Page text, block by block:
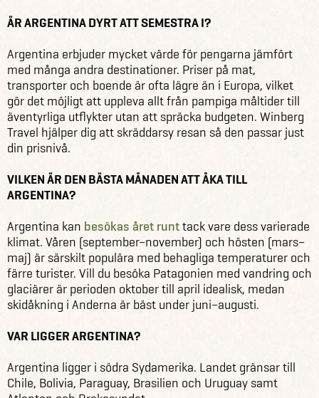
ÄR ARGENTINA DYRT ATT SEMESTRA I?
Argentina erbjuder mycket värde för pengarna jämfört
med många andra destinationer. Priser på mat,
transporter och boende är ofta lägre än i Europa, vilket
gör det möjligt att uppleva allt från pampiga måltider till
äventyrliga utflykter utan att spräcka budgeten. Winberg
Travel hjälper dig att skräddarsy resan så den passar just
din prisnivå.
VILKEN ÄR DEN BÄSTA MÅNADEN ATT ÅKA TILL
ARGENTINA?
Argentina kan besökas året runttack vare dess varierade
klimat. Våren (september–november) och hösten (mars–
maj) är särskilt populära med behagliga temperaturer och
färre turister. Vill du besöka Patagonien med vandring och
glaciärer är perioden oktober till april idealisk, medan
skidåkning i Anderna är bäst under juni–augusti.
VAR LIGGER ARGENTINA?
Argentina ligger i södra Sydamerika. Landet gränsar till
Chile, Bolivia, Paraguay, Brasilien och Uruguay samt